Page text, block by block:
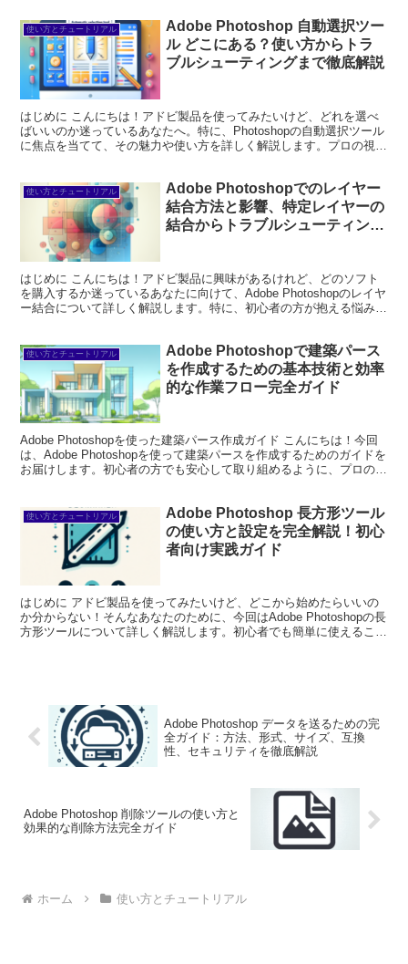
使い方とチュートリアル
Adobe Photoshop 自動選択ツー
ル どこにある？使い方からトラ
ブルシューティングまで徹底解説
はじめに こんにちは！アドビ製品を使ってみたいけど、どれを選べ
ばいいのか迷っているあなたへ。特に、Photoshopの自動選択ツール
に焦点を当てて、その魅力や使い方を詳しく解説します。プロの視点
使い方とチュートリアル
Adobe Photoshopでのレイヤー
結合方法と影響、特定レイヤーの
結合からトラブルシューティング
はじめに こんにちは！アドビ製品に興味があるけれど、どのソフト
を購入するか迷っているあなたに向けて、Adobe Photoshopのレイヤ
ー結合について詳しく解説します。特に、初心者の方が抱える悩みを
使い方とチュートリアル
Adobe Photoshopで建築パース
を作成するための基本技術と効率
的な作業フロー完全ガイド
Adobe Photoshopを使った建築パース作成ガイド こんにちは！今回
は、Adobe Photoshopを使って建築パースを作成するためのガイドを
お届けします。初心者の方でも安心して取り組めるように、プロの目
使い方とチュートリアル
Adobe Photoshop 長方形ツール
の使い方と設定を完全解説！初心
者向け実践ガイド
はじめに アドビ製品を使ってみたいけど、どこから始めたらいいの
か分からない！そんなあなたのために、今回はAdobe Photoshopの長
方形ツールについて詳しく解説します。初心者でも簡単に使えるこの
Adobe Photoshop データを送るための完
全ガイド：方法、形式、サイズ、互換
性、セキュリティを徹底解説
Adobe Photoshop 削除ツールの使い方と
効果的な削除方法完全ガイド
ホーム 使い方とチュートリアル